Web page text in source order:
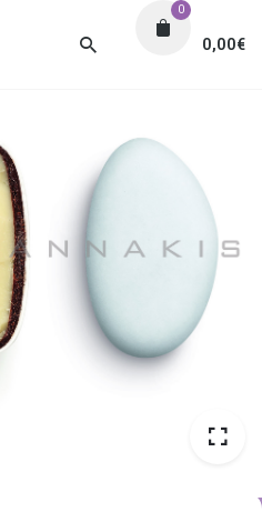
0,00€
0